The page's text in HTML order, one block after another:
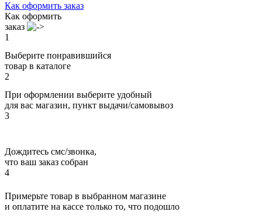
Как оформить заказ
Как оформить
заказ
1
Выберите понравившийся
товар в каталоге
2
При оформлении выберите удобный
для вас магазин, пункт выдачи/самовывоз
3
Дождитесь смс/звонка,
что ваш заказ собран
4
Примерьте товар в выбранном магазине
и оплатите на кассе только то, что подошло